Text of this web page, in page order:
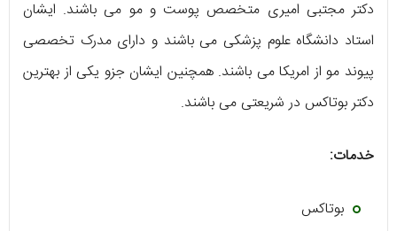
دکتر مجتبی امیری متخصص پوست و مو می باشند. ایشان
استاد دانشگاه علوم پزشکی می باشند و دارای مدرک تخصصی
پیوند مو از امریکا می باشند. همچنین ایشان جزو یکی از بهترین
دکتر بوتاکس در شریعتی می باشند.
خدمات:
بوتاکس